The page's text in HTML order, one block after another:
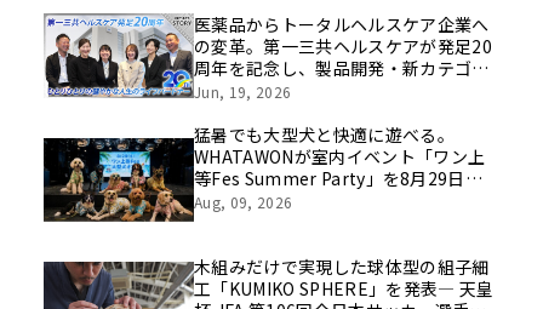
医薬品からトータルヘルスケア企業へ
の変革。第一三共ヘルスケアが発足20
周年を記念し、製品開発・新カテゴリ
挑戦の舞台や旧社統合時のエピソード
像を公開！
Jun, 19, 2026
猛暑でも大型犬と快適に遊べる。
WHATAWONが室内イベント「ワン上
等Fes Summer Party」を8月29日開
催
Aug, 09, 2026
木組みだけで実現した球体型の組子細
工「KUMIKO SPHERE」を発表― 天皇